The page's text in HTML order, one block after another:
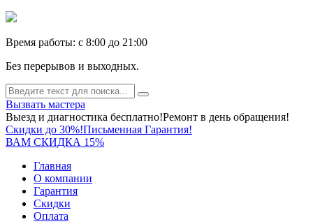
Время работы: c 8:00 до 21:00
Без перерывов и выходных.
Вызвать мастера
Выезд и диагностика бесплатно!Ремонт в день обращения!
Скидки до 30%!Письменная Гарантия!
ВАМ СКИДКА 15%
Главная
О компании
Гарантия
Скидки
Оплата